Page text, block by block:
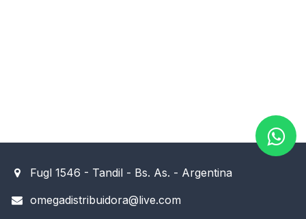
Fugl 1546 - Tandil - Bs. As. - Argentina
omegadistribuidora@live.com